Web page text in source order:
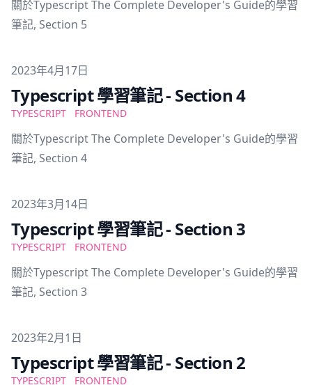
關於Typescript The Complete Developer's Guide的學習
筆記, Section 5
Published on
2023年4月17日
Typescript 學習筆記 - Section 4
TYPESCRIPT FRONTEND
關於Typescript The Complete Developer's Guide的學習
筆記, Section 4
Published on
2023年3月14日
Typescript 學習筆記 - Section 3
TYPESCRIPT FRONTEND
關於Typescript The Complete Developer's Guide的學習
筆記, Section 3
Published on
2023年2月1日
Typescript 學習筆記 - Section 2
TYPESCRIPT FRONTEND